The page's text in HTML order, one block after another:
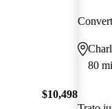
$10,498
80